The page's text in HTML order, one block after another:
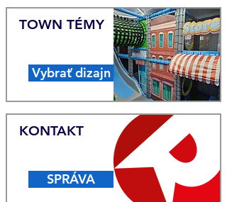
Vybrať dizajn
TOWN TÉMY
SPRÁVA
KONTAKT